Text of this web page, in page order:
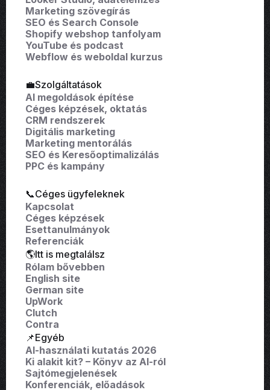
Marketing szövegírás
SEO és Search Console
Shopify webshop tanfolyam
YouTube és podcast
Webflow és weboldal kurzus
💼Szolgáltatások
AI megoldások építése
Céges képzések, oktatás
CRM rendszerek
Digitális marketing
Marketing mentorálás
SEO és Keresőoptimalizálás
PPC és kampány
📞Céges ügyfeleknek
Kapcsolat
Céges képzések
Esettanulmányok
Referenciák
🌎Itt is megtalálsz
Rólam bővebben
English site
German site
UpWork
Clutch
Contra
📌Egyéb
AI-használati kutatás 2026
Ki alakit kit? – Könyv az AI-ról
Sajtómegjelenések
Konferenciák, előadások